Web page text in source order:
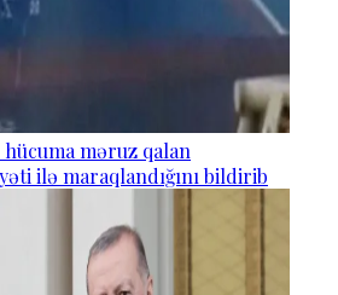
məruz qalan
ilə maraqlandığını bildirib